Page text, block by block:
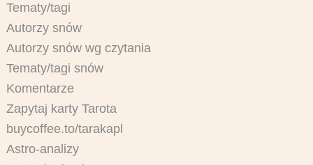
Tematy/tagi
Autorzy snów
Autorzy snów wg czytania
Tematy/tagi snów
Komentarze
Zapytaj karty Tarota
buycoffee.to/tarakapl
Astro-analizy